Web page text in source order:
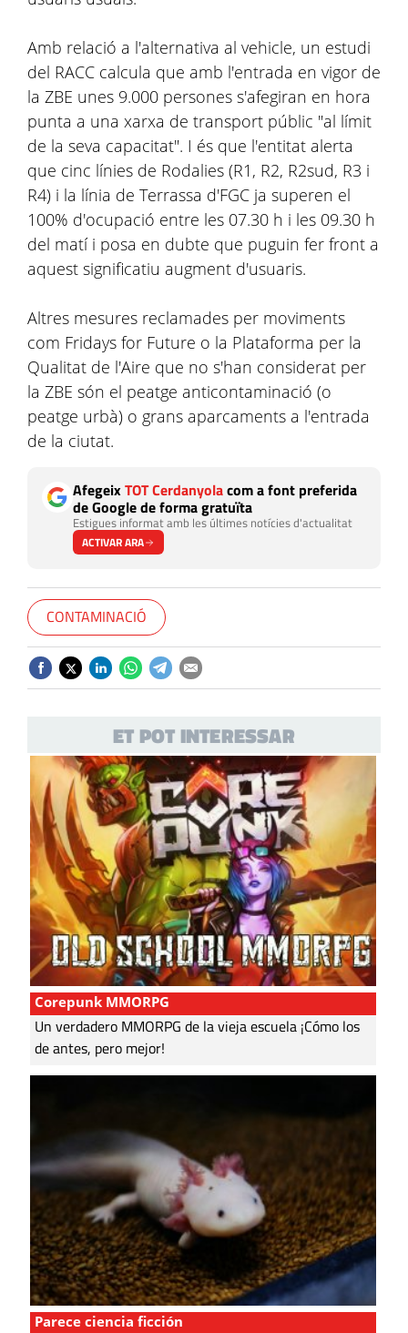
Amb relació a l'alternativa al vehicle, un estudi
del RACC calcula que amb l'entrada en vigor de
la ZBE unes 9.000 persones s'afegiran en hora
punta a una xarxa de transport públic "al límit
de la seva capacitat". I és que l'entitat alerta
que cinc línies de Rodalies (R1, R2, R2sud, R3 i
R4) i la línia de Terrassa d'FGC ja superen el
100% d'ocupació entre les 07.30 h i les 09.30 h
del matí i posa en dubte que puguin fer front a
aquest significatiu augment d'usuaris.
Altres mesures reclamades per moviments
com Fridays for Future o la Plataforma per la
Qualitat de l'Aire que no s'han considerat per
la ZBE són el peatge anticontaminació (o
peatge urbà) o grans aparcaments a l'entrada
de la ciutat.
AfegeixTOT Cerdanyolacom a font preferida
de Google de forma gratuïta
Estigues informat amb les últimes notícies d'actualitat
ACTIVAR ARA
CONTAMINACIÓ
ET POT INTERESSAR
Corepunk MMORPG
Un verdadero MMORPG de la vieja escuela ¡Cómo los
de antes, pero mejor!
Parece ciencia ficción